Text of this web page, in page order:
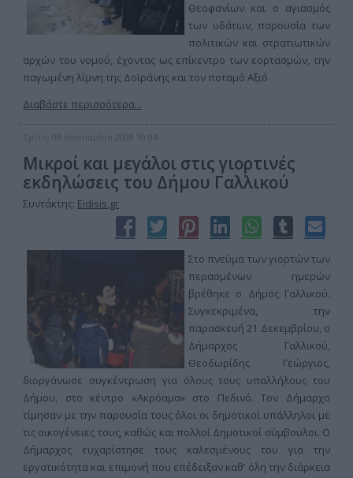
Θεοφανίων και ο αγιασμός
των υδάτων, παρουσία των
πολιτικών και στρατιωτικών
αρχών του νομού, έχοντας ως επίκεντρο των εορτασμών, την
παγωμένη λίμνη της Δοϊράνης και τον ποταμό Αξιό
Διαβάστε περισσότερα...
Τρίτη, 08 Ιανουαρίου 2008 10:04
Μικροί και μεγάλοι στις γιορτινές
εκδηλώσεις του Δήμου Γαλλικού
Συντάκτης: Eidisis.gr
Στο πνεύμα των γιορτών των
περασμένων ημερών
βρέθηκε ο Δήμος Γαλλικού.
Συγκεκριμένα, την
παρασκευή 21 Δεκεμβρίου, ο
Δήμαρχος Γαλλικού,
Θεοδωρίδης Γεώργιος,
διοργάνωσε συγκέντρωση για όλους τους υπαλλήλους του
Δήμου, στο κέντρο «Ακρόαμα» στο Πεδινό. Τον Δήμαρχο
τίμησαν με την παρουσία τους όλοι οι δημοτικοί υπάλληλοι με
τις οικογένειες τους, καθώς και πολλοί Δημοτικοί σύμβουλοι. Ο
Δήμαρχος ευχαρίστησε τους καλεσμένους του για την
εργατικότητα και επιμονή που επέδειξαν καθ’ όλη την διάρκεια